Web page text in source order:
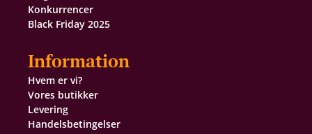
Konkurrencer
Black Friday 2025
Information
Hvem er vi?
Vores butikker
Levering
Handelsbetingelser